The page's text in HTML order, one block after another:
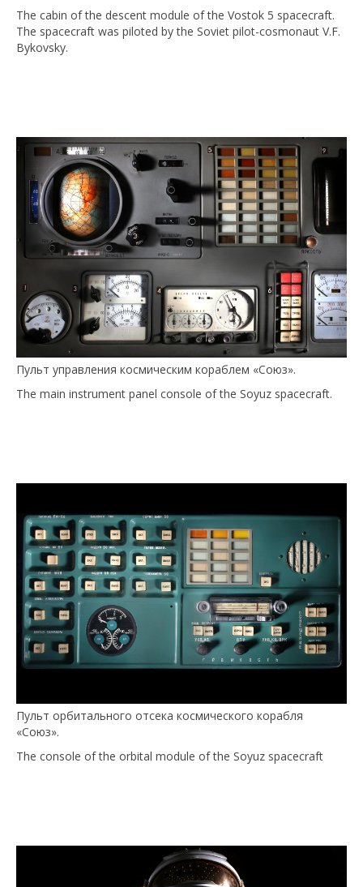
The cabin of the descent module of the Vostok 5 spacecraft.
The spacecraft was piloted by the Soviet pilot-cosmonaut V.F.
Bykovsky.
Пульт управления космическим кораблем «Союз».
The main instrument panel console of the Soyuz spacecraft.
Пульт орбитального отсека космического корабля
«Союз».
The console of the orbital module of the Soyuz spacecraft